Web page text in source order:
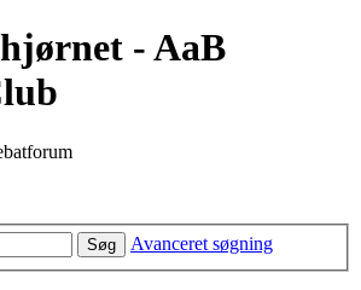
- AaB
Søg Avanceret søgning